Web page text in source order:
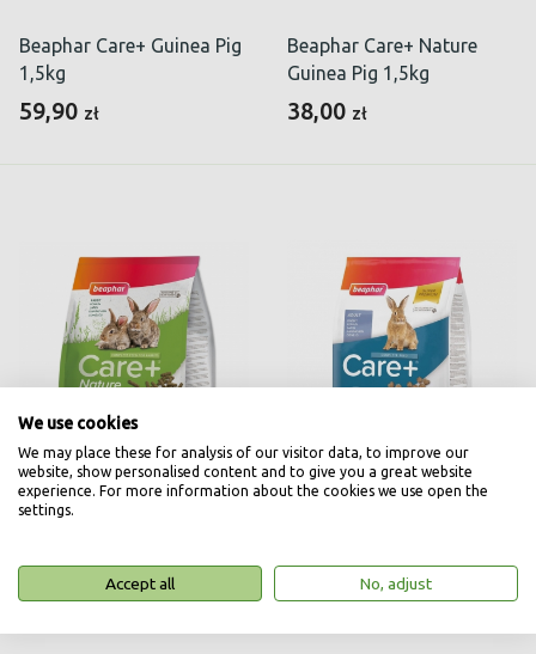
Beaphar Care+ Guinea Pig
1,5kg
59,90 zł
Beaphar Care+ Nature
Guinea Pig 1,5kg
38,00 zł
Rabbit 1,5kg
We use cookies
We may place these for analysis of our visitor data, to improve our
website, show personalised content and to give you a great website
experience. For more information about the cookies we use open the
settings.
Accept all No, adjust